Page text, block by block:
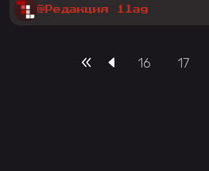
@Редакция 1lag
16 17